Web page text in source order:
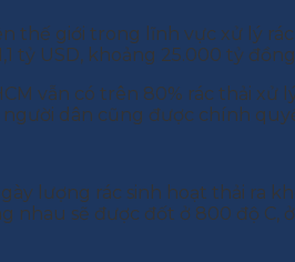
giới trong lĩnh vực xử lý
tỷ USD, khoảng 25.000 tỷ
vẫn có trên 80% rác thải
dân cũng được chính
lượng rác sinh hoạt thải ra
nhau sẽ được đốt ở 800 độ C,